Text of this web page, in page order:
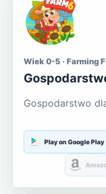
Wiek 0-5 · Farming
Gospodarstwo
Play on Google Play